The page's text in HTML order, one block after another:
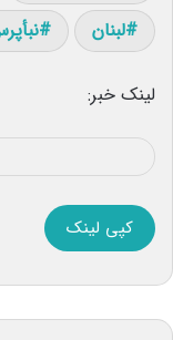
لبنان
لینک خبر:
کپی لینک